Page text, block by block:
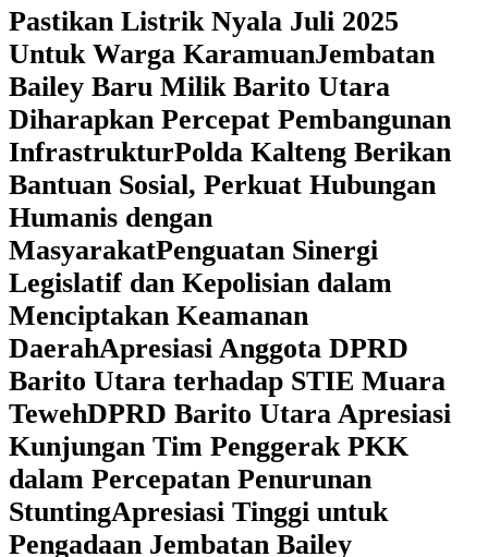
Pastikan Listrik Nyala Juli 2025
Untuk Warga KaramuanJembatan
Bailey Baru Milik Barito Utara
Diharapkan Percepat Pembangunan
InfrastrukturPolda Kalteng Berikan
Bantuan Sosial, Perkuat Hubungan
Humanis dengan
MasyarakatPenguatan Sinergi
Legislatif dan Kepolisian dalam
Menciptakan Keamanan
DaerahApresiasi Anggota DPRD
Barito Utara terhadap STIE Muara
TewehDPRD Barito Utara Apresiasi
Kunjungan Tim Penggerak PKK
dalam Percepatan Penurunan
StuntingApresiasi Tinggi untuk
Pengadaan Jembatan Bailey